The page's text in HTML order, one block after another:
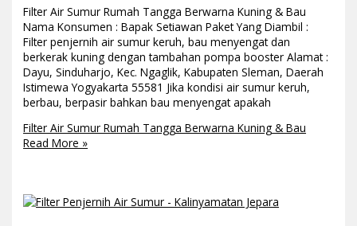
Filter Air Sumur Rumah Tangga Berwarna Kuning & Bau
Nama Konsumen : Bapak Setiawan Paket Yang Diambil :
Filter penjernih air sumur keruh, bau menyengat dan
berkerak kuning dengan tambahan pompa booster Alamat :
Dayu, Sinduharjo, Kec. Ngaglik, Kabupaten Sleman, Daerah
Istimewa Yogyakarta 55581 Jika kondisi air sumur keruh,
berbau, berpasir bahkan bau menyengat apakah
Filter Air Sumur Rumah Tangga Berwarna Kuning & Bau
Read More »